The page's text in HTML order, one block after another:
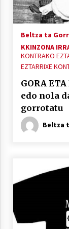
Beltza ta
KKINZONA
KONTRAKO
EZTARRIXE
GORA
edo nola
gorrotatu
Beltza